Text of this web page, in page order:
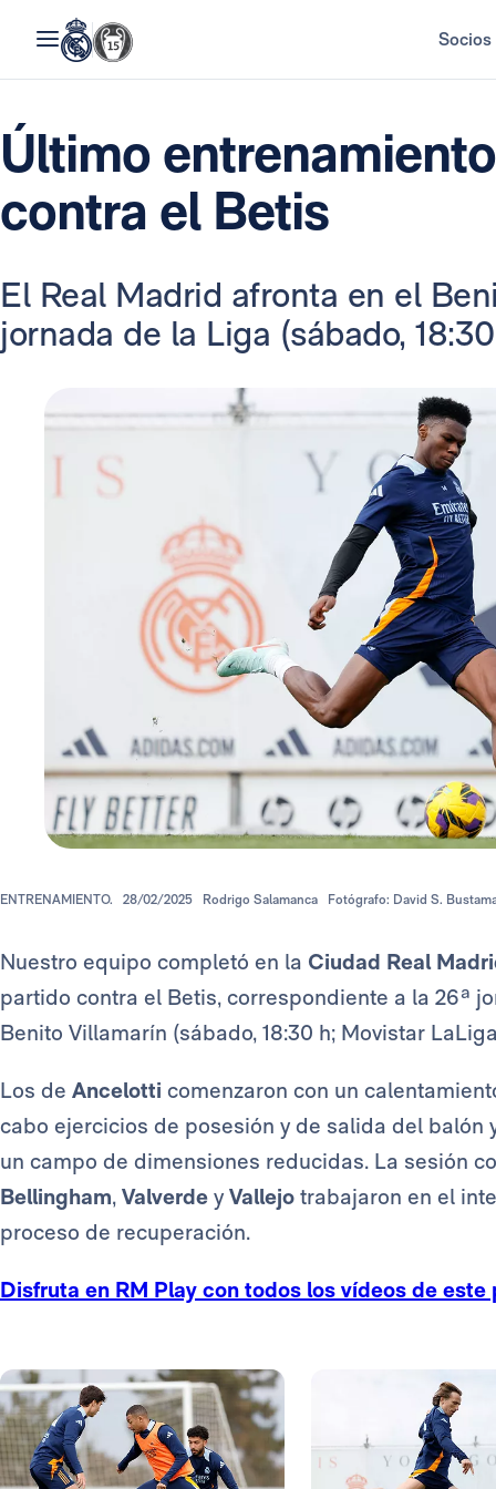
Socios
Último
contra el Betis
El Real Madrid afronta en el
jornada de la Liga (sábado,
ENTRENAMIENTO. 28/02/2025 Rodrigo Salamanca Fotógrafo: David S.
Nuestro equipo completó en la Ciudad Real
partido contra el Betis, correspondiente a la 26ª
Benito Villamarín (sábado, 18:30 h; Movistar
Los de Ancelotti comenzaron con un
cabo ejercicios de posesión y de salida del
un campo de dimensiones reducidas. La sesión
Bellingham, Valverde y Vallejo trabajaron en el
proceso de recuperación.
Disfruta en RM Play con todos los vídeos de este